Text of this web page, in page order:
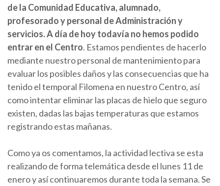
de la Comunidad Educativa, alumnado,
profesorado y personal de Administración y
servicios. A día de hoy todavía no hemos podido
entrar en el Centro. Estamos pendientes de hacerlo
mediante nuestro personal de mantenimiento para
evaluar los posibles daños y las consecuencias que ha
tenido el temporal Filomena en nuestro Centro, así
como intentar eliminar las placas de hielo que seguro
existen, dadas las bajas temperaturas que estamos
registrando estas mañanas.
Como ya os comentamos, la actividad lectiva se esta
realizando de forma telemática desde el lunes 11 de
enero y así continuaremos durante toda la semana. Se